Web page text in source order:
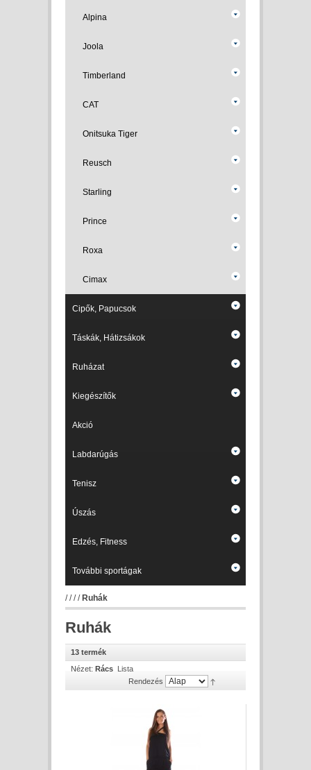
Alpina
Joola
Timberland
CAT
Onitsuka Tiger
Reusch
Starling
Prince
Roxa
Cimax
Cipők, Papucsok
Táskák, Hátizsákok
Ruházat
Kiegészítők
Akció
Labdarúgás
Tenisz
Úszás
Edzés, Fitness
További sportágak
//// Ruhák
Ruhák
13 termék
Nézet: Rács Lista
Rendezés